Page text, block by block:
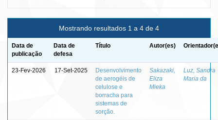
Mostrando resultados 1 a 4 de 4
Data de
publicação
Data de
defesa
Título Autor(es)
23-Fev-2026 17-Set-2025
Desenvolvimento
de aerogéis de
celulose e
borracha para
sistemas de
sorção.
Sakazaki,
Eliza
Mieka
Luz, Sandra
Maria da